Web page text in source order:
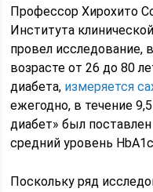
Профессор Хирохито
Института
провел исследование,
возрасте от 26 до 80
диабета, измеряется
ежегодно, в течение
диабет» был
средний уровень
Поскольку ряд